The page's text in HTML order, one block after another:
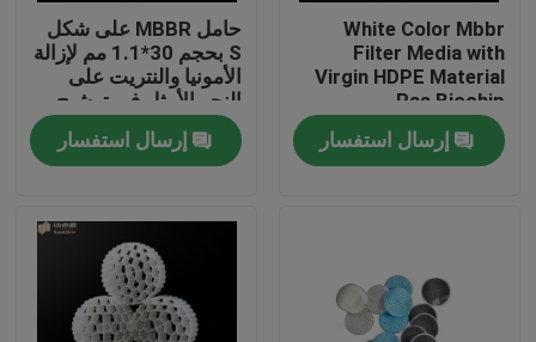
معلومات عنا
White Color Mbbr
Filter Media with
Virgin HDPE Material
Ras Biochip
إرسال استفسار
حامل MBBR على شكل
S بحجم 30*1.1 مم لإزالة
الأمونيا والنتريت على
النحو الأمثل في ترشيح
الاستزراع المائي
إرسال استفسار